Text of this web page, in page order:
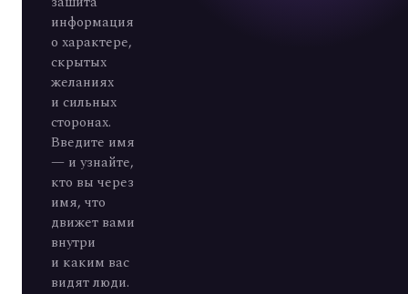
информация
о характере,
скрытых
желаниях
и сильных
сторонах.
Введите имя
— и узнайте,
кто вы через
имя, что
движет вами
внутри
и каким вас
видят люди.